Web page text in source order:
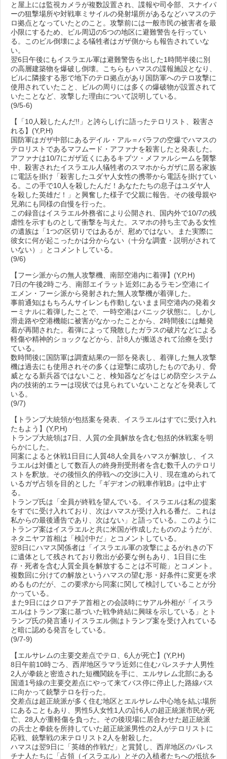
と屋上には監視カメラが複数設置され、諜報や司令部、スナイパ
ーの狙撃場所や対戦車ミサイルの発射場所があるなどハマスのテ
ロ拠点となっていたとのこと。攻撃前には一般市民の被害者を最
小限にするため、ビル周辺の5つの地区に避難警告を行ってい
る。このビル倒壊による犠牲者はガザ側からも報告されていな
い。
翌6日午後にもイスラエル軍は避難警告を出した1時間半後に別
の高層建築物を爆破し倒壊。こちらもハマスの諜報施設となり、
ビルに隣接する形で地下のテロ拠点があり国防軍へのテロ攻撃に
使用されていたこと、ビルの周りには多くの爆破物が設置されて
いたことなど、攻撃した理由について説明している。
(9/5-6)
【「10人殺したんだ!!」と誇らしげに語ったテロリスト、殺害さ
れる】(Y,P,H)
国防軍はガザ中部にあるデイル・アル＝バラフの空爆でハマスの
テロリストであるマフムード・アファナを殺害したと発表した。
アファナは10/7にガザ近くにあるキブツ・メファルシームを襲撃
中、殺害されたイスラエル人犠牲者のスマホからガザに居る家族
に電話を掛け「殺害したユダヤ人女性の携帯から電話を掛けてい
る。この手で10人を殺したんだ！あなたたちの息子はユダヤ人
を殺した英雄だ！」と興奮した様子で父親に報告。その後母親や
兄弟にも同様の自慢を行った。
この録音はイスラエル外務省により公開され、国内外で10/7の残
虐性を示すものとして衝撃を与えた。スマホの持ち主である女性
の遺族は「1つの区切りではあるが、慰めではない。また実際に
彼女に何が起こったかは分からない（十分な調査・説明がされて
いない）」とコメントしている。
(9/6)
【フーシ派からの無人攻撃機、南部空港内に着弾】(Y,P,H)
7日の午後2時ごろ、南部エイラット近郊にあるラモン空港にイ
エメン・フーシ派から発射された無人攻撃機が着弾した。
事前通知はもちろんサイレンも作動しないまま同空港内の発着タ
ーミナルに着弾したことで、一時空港はパニック状態に。しかし
滑走路や空港機能に被害がなかったことから、2時間後には離発
着が再開された。着弾によって飛散したガラスの破片などによる
軽傷や精神的ショックなどから、計8人が搬送されて治療を受け
ている。
数時間後に国防軍は調査結果の一部を発表し、着弾した無人攻撃
機は過去にも使用されその多くは迎撃に成功したものであり、脅
威となる新兵器ではないこと、検知器などをはじめ防空システム
内の技術的エラーは現状では見られていないことなどを発表して
いる。
(9/7)
【トランプ大統領が包括案を発表、イスラエルはすでに受け入れ
たもよう】(Y,P,H)
トランプ大統領は7日、人質の全員解放を含む包括的休戦案を明
らかにした。
同案によると休戦1日目に人質48人全員をハマスが解放し、イス
ラエルは対価として数百人の終身刑受刑者を含む数千人のテロリ
ストを釈放。その後恒久的停戦への交渉に入り、現在進められて
いるガザ占領を目的とした『ギデオンの戦車作戦B』は中止す
る。
トランプ氏は「全員が終戦を望んでいる。イスラエルは私の提案
をすでに受け入れており、次はハマスが受け入れる番だ。これは
私からの最後通告であり、次はない」と語っている。このように
トランプ案はイスラエルと共に米国が作成したもののようだが、
ネタニヤフ首相は「検討中だ」とコメントしている。
翌8日にハマス関係者は「イスラエル軍の攻撃によるがれきの下
に遺体として残されており救出が必要な例もあり、1日目に生
存・死者を含む人質全員を解放することは不可能」とコメント。
複数回に分けての解放というハマスの望む形・好条件に変更を求
めるものだが、この要求から同案に関して検討していることが分
かっている。
また9日にはクロアチア首相との会談時にサアル外相が「イスラ
エルはトランプ案に基づいた戦争終結に興味を示している」とト
ランプ氏の発言通りイスラエル側はトランプ案を受け入れている
と暗に認める発言をしている。
(9/7-9)
【エルサレムの主要交差点でテロ、6人が死亡】(Y,P,H)
8日午前10時ごろ、西岸地区ラマラ近郊に住むパレスチナ人男性
2人が拳銃と密造された短機関銃を手に、エルサレム北部にある
国道1号線の主要交差点にやって来てバス停に停止した路線バス
に向かって銃撃テロを行った。
交差点は超正統派が多く住む地区とエルサレム中心地を結ぶ場所
にあることもあり、男性5人女性1人の計6人の超正統派市民が死
亡、28人が重軽傷を負った。その後現場に居合わせた超正統派
の兵士と拳銃を所持していた超正統派男性の2人がテロリストに
応戦、銃撃戦の末テロリスト2人を射殺した。
ハマスは翌9日に「英雄的作戦だ」と賞賛し、西岸地区のパレス
チナ人たちに「占領（イスラエル）とその入植者たちへの抵抗を